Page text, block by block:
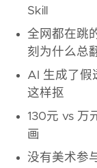
Skill
全网都在跳
刻为什么总
AI 生成了假
这样抠
130元 vs 万
画
没有美术参